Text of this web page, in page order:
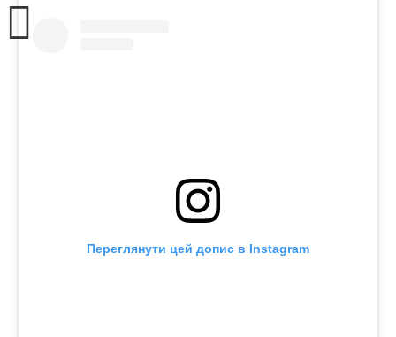
Переглянути цей допис в Instagram